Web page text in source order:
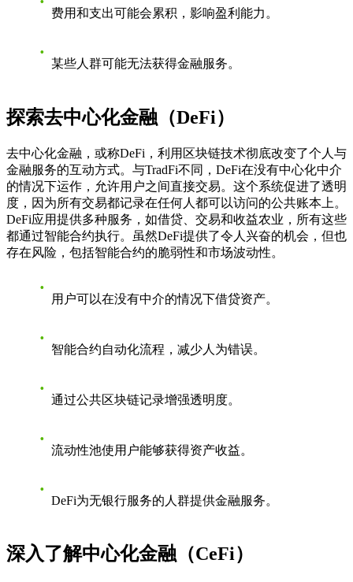
费用和支出可能会累积，影响盈利能力。
某些人群可能无法获得金融服务。
探索去中心化金融（DeFi）
去中心化金融，或称DeFi，利用区块链技术彻底改变了个人与
金融服务的互动方式。与TradFi不同，DeFi在没有中心化中介
的情况下运作，允许用户之间直接交易。这个系统促进了透明
度，因为所有交易都记录在任何人都可以访问的公共账本上。
DeFi应用提供多种服务，如借贷、交易和收益农业，所有这些
都通过智能合约执行。虽然DeFi提供了令人兴奋的机会，但也
存在风险，包括智能合约的脆弱性和市场波动性。
用户可以在没有中介的情况下借贷资产。
智能合约自动化流程，减少人为错误。
通过公共区块链记录增强透明度。
流动性池使用户能够获得资产收益。
DeFi为无银行服务的人群提供金融服务。
深入了解中心化金融（CeFi）